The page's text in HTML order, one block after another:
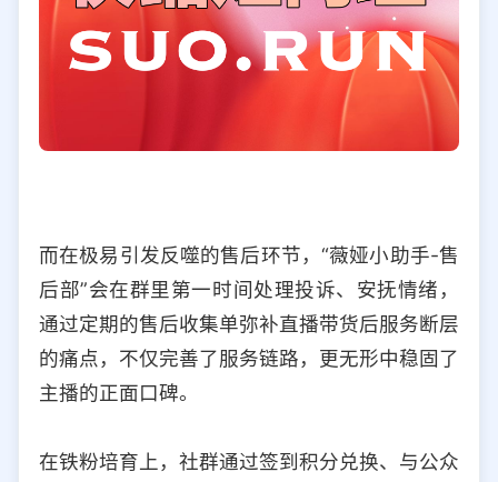
而在极易引发反噬的售后环节，“薇娅小助手-售
后部”会在群里第一时间处理投诉、安抚情绪，
通过定期的售后收集单弥补直播带货后服务断层
的痛点，不仅完善了服务链路，更无形中稳固了
主播的正面口碑。
在铁粉培育上，社群通过签到积分兑换、与公众